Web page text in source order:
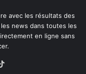
avec les résultats des
news dans toutes les
en ligne sans